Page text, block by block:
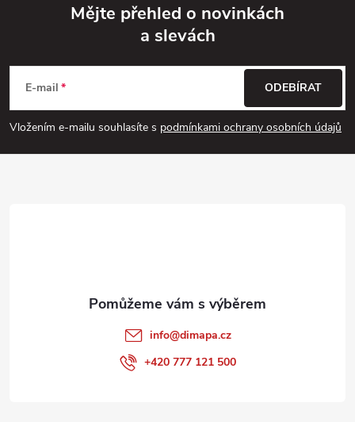
p
a
Mějte přehled o novinkách
a slevách
E-mail
Vložením e-mailu souhlasíte s podmínkami ochrany osobních údajů
ODEBÍRAT
info@dimapa.cz
+420 777 121 500